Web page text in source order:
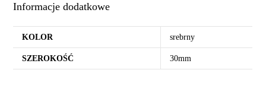
Informacje dodatkowe
KOLOR srebrny
SZEROKOŚĆ 30mm